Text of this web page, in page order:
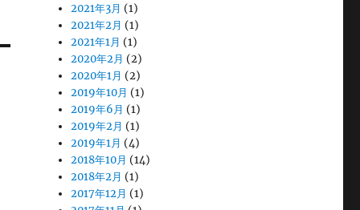
2021年3月 (1)
2021年2月 (1)
2021年1月 (1)
2020年2月 (2)
2020年1月 (2)
2019年10月 (1)
2019年6月 (1)
2019年2月 (1)
2019年1月 (4)
2018年10月 (14)
2018年2月 (1)
2017年12月 (1)